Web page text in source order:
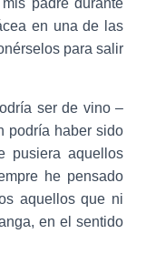
en una de las
para salir
ser de vino –
podría haber sido
pusiera aquellos
he pensado
aquellos que ni
en el sentido